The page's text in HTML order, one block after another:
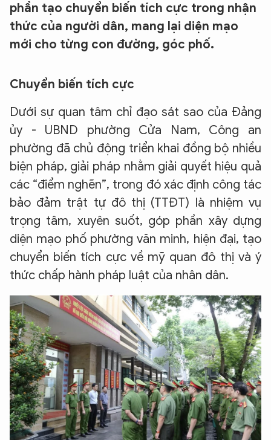
phần tạo chuyển biến tích cực trong nhận
thức của người dân, mang lại diện mạo
mới cho từng con đường, góc phố.
Chuyển biến tích cực
Dưới sự quan tâm chỉ đạo sát sao của Đảng
ủy - UBND phường Cửa Nam, Công an
phường đã chủ động triển khai đồng bộ nhiều
biện pháp, giải pháp nhằm giải quyết hiệu quả
các “điểm nghẽn”, trong đó xác định công tác
bảo đảm trật tự đô thị (TTĐT) là nhiệm vụ
trọng tâm, xuyên suốt, góp phần xây dựng
diện mạo phố phường văn minh, hiện đại, tạo
chuyển biến tích cực về mỹ quan đô thị và ý
thức chấp hành pháp luật của nhân dân.